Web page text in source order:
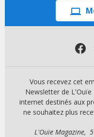
Vous recevez cet
Newsletter de
internet destinés aux
ne souhaitez plus
L'Ouïe Magazine,